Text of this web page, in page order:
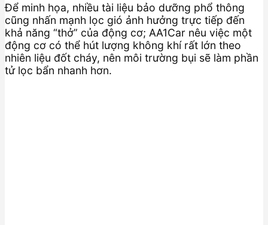
Để minh họa, nhiều tài liệu bảo dưỡng phổ thông
cũng nhấn mạnh lọc gió ảnh hưởng trực tiếp đến
khả năng “thở” của động cơ; AA1Car nêu việc một
động cơ có thể hút lượng không khí rất lớn theo
nhiên liệu đốt cháy, nên môi trường bụi sẽ làm phần
tử lọc bẩn nhanh hơn.